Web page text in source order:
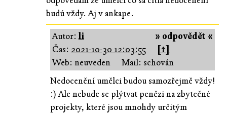
budú vždy. Aj v ankape.
» odpovědět «
Autor:li
Čas: 2021-10-30 12:03:55
[↑]
Web: neuveden
Mail: schován
Nedocenění umělci budou samozřejmě vždy!
:) Ale nebude se plýtvat penězi na zbytečné
projekty, které jsou mnohdy určitým